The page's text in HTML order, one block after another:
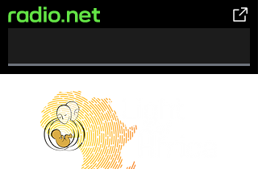
0%
Complete